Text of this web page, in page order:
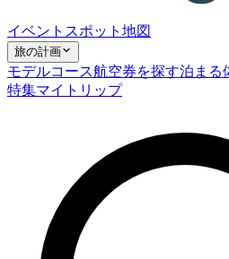
イベント スポット 地図
旅の計画
モデルコース航空券を探す泊まる
特集マイトリップ